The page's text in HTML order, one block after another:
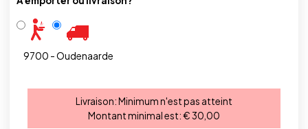
9700 - Oudenaarde
Livraison:Minimum n'est pas atteint
Montant minimal est:€ 30,00